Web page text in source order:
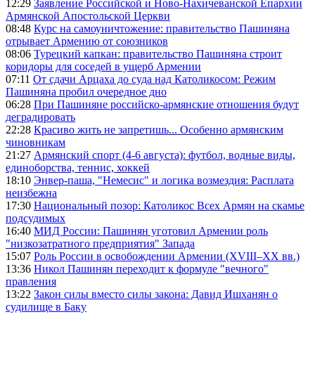
12:29 Заявление Российской и Ново-Нахичеванской Епархии
Армянской Апостольской Церкви
08:48 Курс на самоуничтожение: правительство Пашиняна
отрывает Армению от союзников
08:06 Турецкий капкан: правительство Пашиняна строит
коридоры для соседей в ущерб Армении
07:11 От сдачи Арцаха до суда над Католикосом: Режим
Пашиняна пробил очередное дно
06:28 При Пашиняне российско-армянские отношения будут
деградировать
22:28 Красиво жить не запретишь... Особенно армянским
чиновникам
21:27 Армянский спорт (4-6 августа): футбол, водные виды,
единоборства, теннис, хоккей
18:10 Энвер-паша, "Немесис" и логика возмездия: Расплата
неизбежна
17:30 Национальный позор: Католикос Всех Армян на скамье
подсудимых
16:40 МИД России: Пашинян уготовил Армении роль
"низкозатратного предприятия" Запада
15:07 Роль России в освобождении Армении (XVIII–XX вв.)
13:36 Никол Пашинян переходит к формуле "вечного"
правления
13:22 Закон силы вместо силы закона: Давид Ишханян о
судилище в Баку